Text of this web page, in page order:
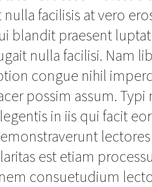
facilisis at vero
blandit praesent
nulla facilisi. Nam
congue nihil
possim assum.
in iis qui facit
est etiam
consuetudium